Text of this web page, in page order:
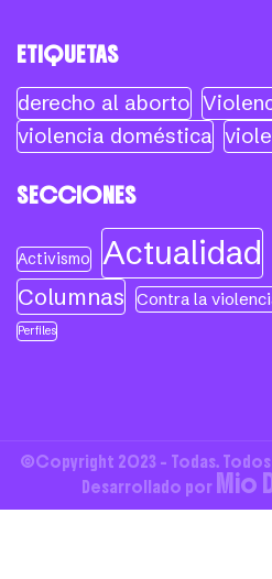
ETIQUETAS
derecho al aborto
violencia doméstica
SECCIONES
Activismo Actualidad
Columnas Contra la
Perfiles
©Copyright 2023 - Todas.
Desarrollado por Mio